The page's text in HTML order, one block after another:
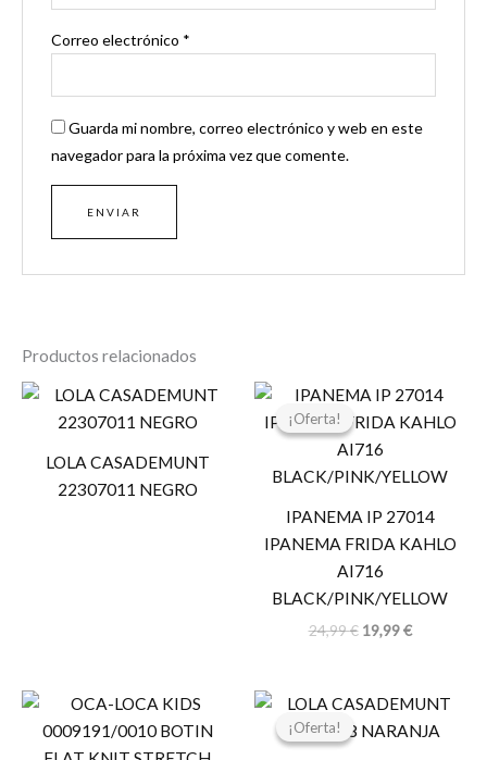
Correo electrónico *
Guarda mi nombre, correo electrónico y web en este
navegador para la próxima vez que comente.
Productos relacionados
LOLA CASADEMUNT
22307011 NEGRO
¡Oferta!
¡Oferta!
IPANEMA IP 27014
IPANEMA FRIDA KAHLO
AI716
BLACK/PINK/YELLOW
24,99€
El
original
era:
24,99 €.
19,99€
El
actual
19,99 €.
¡Oferta!
¡Oferta!
El
original
El
actual